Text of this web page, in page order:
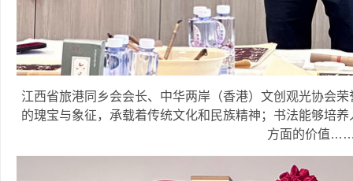
江西省旅港同乡会会长、中华两岸（香港）文创观光协会
的瑰宝与象征，承载着传统文化和民族精神；书法能够培
方面的价值